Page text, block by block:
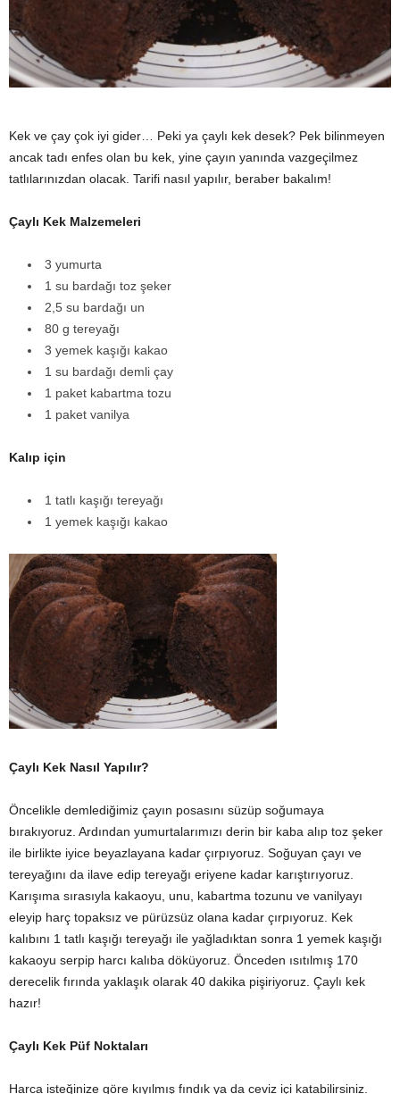
Kek ve çay çok iyi gider… Peki ya çaylı kek desek? Pek bilinmeyen
ancak tadı enfes olan bu kek, yine çayın yanında vazgeçilmez
tatlılarınızdan olacak. Tarifi nasıl yapılır, beraber bakalım!
Çaylı Kek Malzemeleri
3 yumurta
1 su bardağı toz şeker
2,5 su bardağı un
80 g tereyağı
3 yemek kaşığı kakao
1 su bardağı demli çay
1 paket kabartma tozu
1 paket vanilya
Kalıp için
1 tatlı kaşığı tereyağı
1 yemek kaşığı kakao
Çaylı Kek Nasıl Yapılır?
Öncelikle demlediğimiz çayın posasını süzüp soğumaya
bırakıyoruz. Ardından yumurtalarımızı derin bir kaba alıp toz şeker
ile birlikte iyice beyazlayana kadar çırpıyoruz. Soğuyan çayı ve
tereyağını da ilave edip tereyağı eriyene kadar karıştırıyoruz.
Karışıma sırasıyla kakaoyu, unu, kabartma tozunu ve vanilyayı
eleyip harç topaksız ve pürüzsüz olana kadar çırpıyoruz. Kek
kalıbını 1 tatlı kaşığı tereyağı ile yağladıktan sonra 1 yemek kaşığı
kakaoyu serpip harcı kalıba döküyoruz. Önceden ısıtılmış 170
derecelik fırında yaklaşık olarak 40 dakika pişiriyoruz. Çaylı kek
hazır!
Çaylı Kek Püf Noktaları
Harca isteğinize göre kıyılmış fındık ya da ceviz içi katabilirsiniz.